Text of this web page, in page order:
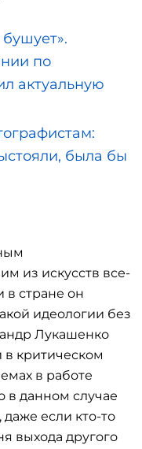
по
актуальную
была бы
из искусств все-
в стране он
идеологии без
Лукашенко
в критическом
в работе
в данном случае
даже если кто-то
выхода другого